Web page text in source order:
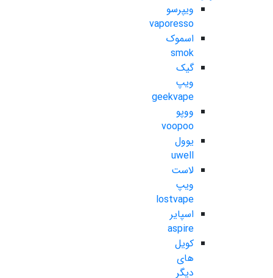
ویپرسو
vaporesso
اسموک
smok
گیک
ویپ
geekvape
ووپو
voopoo
یوول
uwell
لاست
ویپ
lostvape
اسپایر
aspire
کویل
های
دیگر